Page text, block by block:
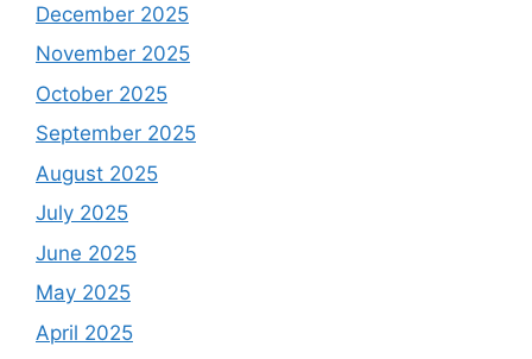
December 2025
November 2025
October 2025
September 2025
August 2025
July 2025
June 2025
May 2025
April 2025